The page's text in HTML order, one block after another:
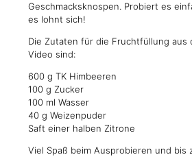
Geschmacksknospen. Probiert es
es lohnt sich!
Die Zutaten für die Fruchtfüllung aus
Video sind:
600 g TK Himbeeren
100 g Zucker
100 ml Wasser
40 g Weizenpuder
Saft einer halben Zitrone
Viel Spaß beim Ausprobieren und bis